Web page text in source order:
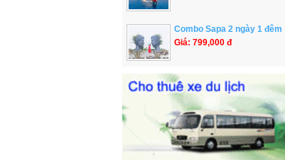
Combo Sapa 2 ngày 1 đêm
Giá: 799,000 đ